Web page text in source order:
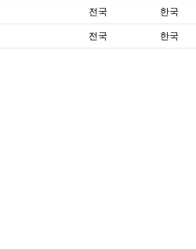
전국 한국
전국 한국